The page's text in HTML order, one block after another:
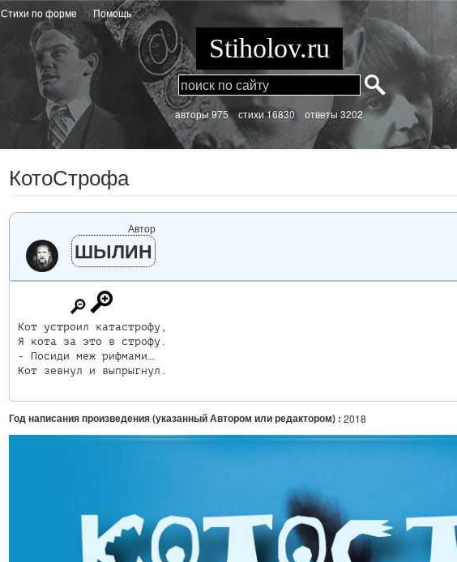
Стихи по форме Помощь
Stiholov.ru
aвторы 975 стихи16830 ответы 3202
КотоСтрофа
Автор
ШЫЛИН
Кот устроил катастрофу,
Я кота за это в строфу.
- Посиди меж рифмами…
Кот зевнул и выпрыгнул.
Год написания произведения (указанный Автором или редактором) : 2018